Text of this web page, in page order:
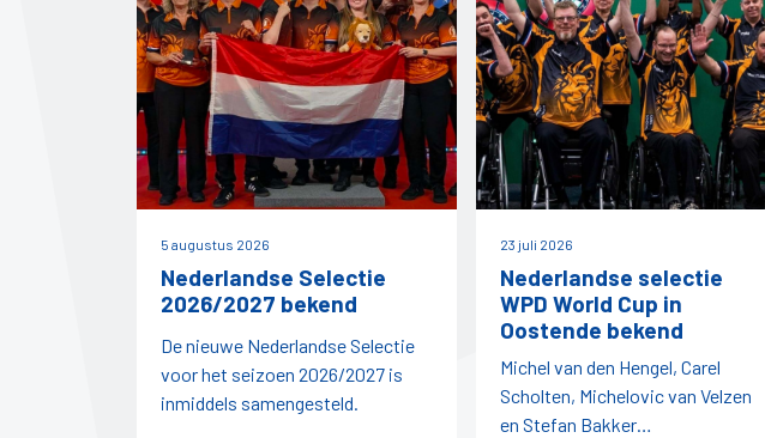
5 augustus 2026
Nederlandse Selectie
2026/2027 bekend
De nieuwe Nederlandse Selectie
voor het seizoen 2026/2027 is
inmiddels samengesteld.
23 juli 2026
Nederlandse selectie
WPD World Cup in
Oostende bekend
Michel van den Hengel, Carel
Scholten, Michelovic van Velzen
en Stefan Bakker